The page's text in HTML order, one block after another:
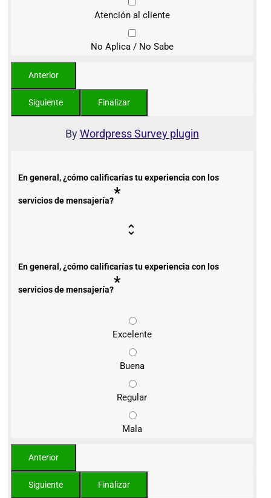
Atención al cliente
No Aplica / No Sabe
ByWordpress Survey plugin
En general, ¿cómo calificarías tu experiencia con los
servicios de mensajería?*
En general, ¿cómo calificarías tu experiencia con los
servicios de mensajería?*
Excelente
Buena
Regular
Mala